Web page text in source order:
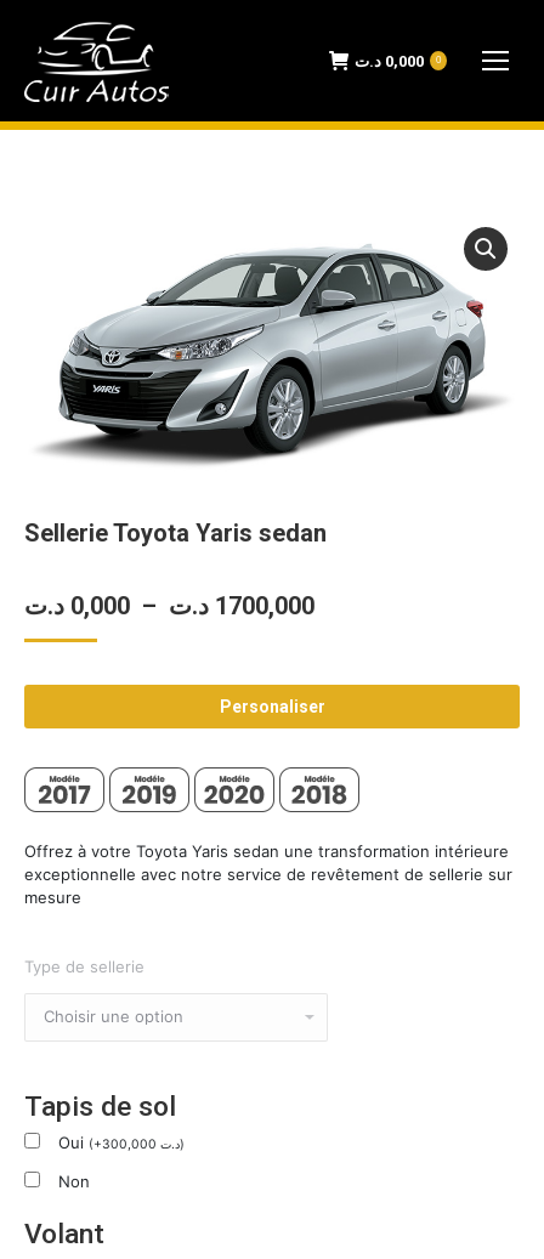
0,000 د.ت 0
Sellerie Toyota Yaris sedan
0,000 د.ت – 1700,000 د.ت
Plage
prix :
0,000 د.تPersonaliser
Offrez à votre Toyota Yaris sedan une transformation intérieure
exceptionnelle avec notre service de revêtement de sellerie sur
mesure
Type de sellerie
Tapis de sol
Oui (+300,000 د.ت)
Non
Volant